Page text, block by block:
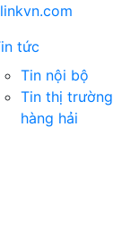
tức
Tin nội bộ
Tin thị trường
hàng hải